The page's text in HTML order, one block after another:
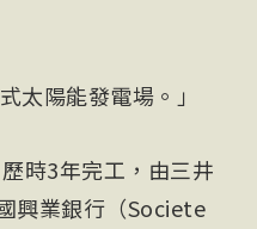
太陽能發電場。」
時3年完工，由三井
興業銀行（Societe